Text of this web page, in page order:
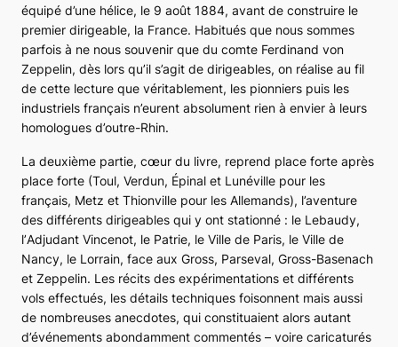
équipé d’une hélice, le 9 août 1884, avant de construire le
premier dirigeable, la France. Habitués que nous sommes
parfois à ne nous souvenir que du comte Ferdinand von
Zeppelin, dès lors qu’il s’agit de dirigeables, on réalise au fil
de cette lecture que véritablement, les pionniers puis les
industriels français n’eurent absolument rien à envier à leurs
homologues d’outre-Rhin.
La deuxième partie, cœur du livre, reprend place forte après
place forte (Toul, Verdun, Épinal et Lunéville pour les
français, Metz et Thionville pour les Allemands), l’aventure
des différents dirigeables qui y ont stationné : le Lebaudy,
l’Adjudant Vincenot, le Patrie, le Ville de Paris, le Ville de
Nancy, le Lorrain, face aux Gross, Parseval, Gross-Basenach
et Zeppelin. Les récits des expérimentations et différents
vols effectués, les détails techniques foisonnent mais aussi
de nombreuses anecdotes, qui constituaient alors autant
d’événements abondamment commentés – voire caricaturés